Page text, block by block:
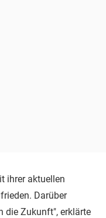
ihrer aktuellen
Darüber
die Zukunft", erklärte